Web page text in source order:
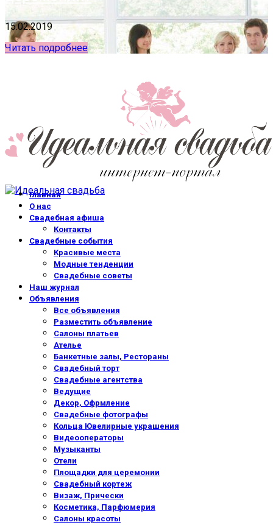
15.02.2019
Читать подробнее
Главная
О нас
Свадебная афиша
Контакты
Свадебные события
Красивые места
Модные тенденции
Свадебные советы
Наш журнал
Объявления
Все объявления
Разместить объявление
Салоны платьев
Ателье
Банкетные залы, Рестораны
Свадебный торт
Свадебные агентства
Ведущие
Декор, Офрмление
Свадебные фотографы
Кольца Ювелирные украшения
Видеооператоры
Музыканты
Отели
Площадки для церемонии
Свадебный кортеж
Визаж, Прически
Косметика, Парфюмерия
Салоны красоты